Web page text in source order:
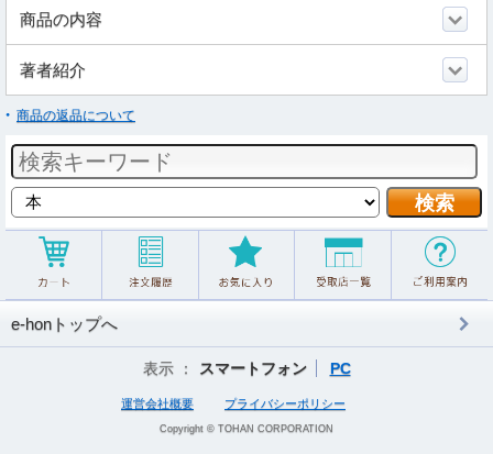
商品の内容
著者紹介
商品の返品について
e-honトップへ
表示 ： スマートフォン PC
運営会社概要 プライバシーポリシー
Copyright © TOHAN CORPORATION